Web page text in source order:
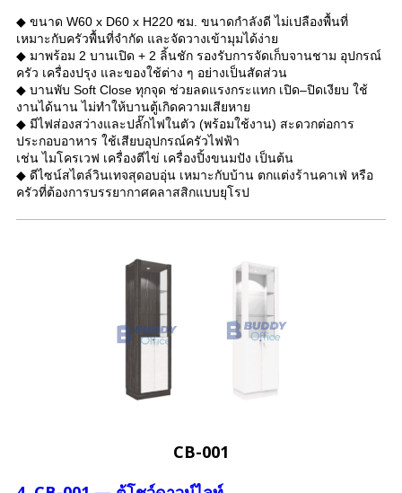
◆ ขนาด W60 x D60 x H220 ซม. ขนาดกำลังดี ไม่เปลืองพื้นที่
เหมาะกับครัวพื้นที่จำกัด และจัดวางเข้ามุมได้ง่าย
◆ มาพร้อม 2 บานเปิด + 2 ลิ้นชัก รองรับการจัดเก็บจานชาม อุปกรณ์
ครัว เครื่องปรุง และของใช้ต่าง ๆ อย่างเป็นสัดส่วน
◆ บานพับ Soft Close ทุกจุด ช่วยลดแรงกระแทก เปิด–ปิดเงียบ ใช้
งานได้นาน ไม่ทำให้บานตู้เกิดความเสียหาย
◆ มีไฟส่องสว่างและปลั๊กไฟในตัว (พร้อมใช้งาน) สะดวกต่อการ
ประกอบอาหาร ใช้เสียบอุปกรณ์ครัวไฟฟ้า
เช่น ไมโครเวฟ เครื่องตีไข่ เครื่องปิ้งขนมปัง เป็นต้น
◆ ดีไซน์สไตล์วินเทจสุดอบอุ่น เหมาะกับบ้าน ตกแต่งร้านคาเฟ่ หรือ
ครัวที่ต้องการบรรยากาศคลาสสิกแบบยุโรป
CB-001